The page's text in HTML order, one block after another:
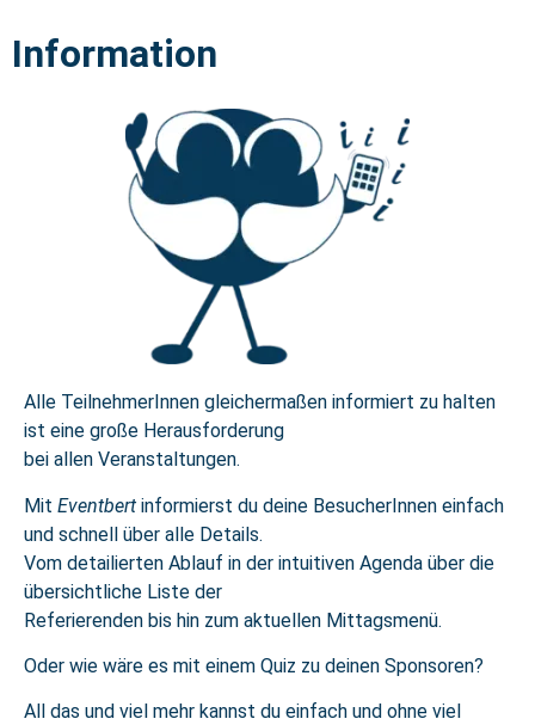
Information
Alle TeilnehmerInnen gleichermaßen informiert zu halten
ist eine große Herausforderung
bei allen Veranstaltungen.
Mit Eventbert informierst du deine BesucherInnen einfach
und schnell über alle Details.
Vom detailierten Ablauf in der intuitiven Agenda über die
übersichtliche Liste der
Referierenden bis hin zum aktuellen Mittagsmenü.
Oder wie wäre es mit einem Quiz zu deinen Sponsoren?
All das und viel mehr kannst du einfach und ohne viel